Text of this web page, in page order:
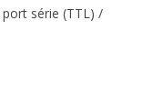
série (TTL) /